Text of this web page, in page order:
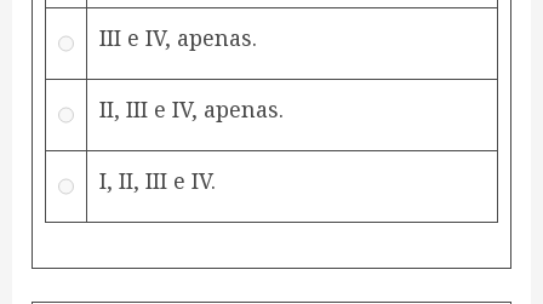
III e IV, apenas.
II, III e IV, apenas.
I, II, III e IV.